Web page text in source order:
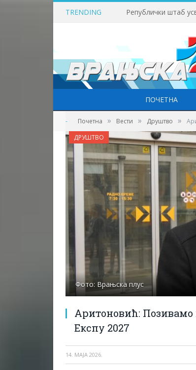
TRENDING Викенд у знаку
ПОЧЕТНА
- Почетна » Вести » Друштво »
Фото: Врањска плус
Аритоновић:
Експу 2027
14. МАЈА 2026.
ДРУШТВО